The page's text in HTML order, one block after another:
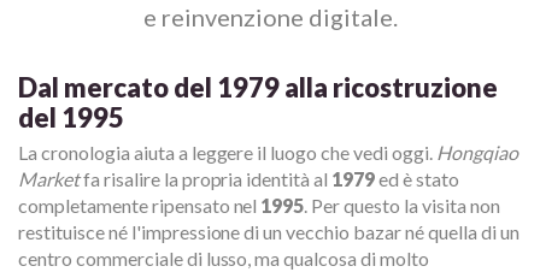
e reinvenzione digitale.
Dal mercato del 1979 alla ricostruzione
del 1995
La cronologia aiuta a leggere il luogo che vedi oggi. Hongqiao
Marketfa risalire la propria identità al 1979ed è stato
completamente ripensato nel 1995. Per questo la visita non
restituisce né l'impressione di un vecchio bazar né quella di un
centro commerciale di lusso, ma qualcosa di molto